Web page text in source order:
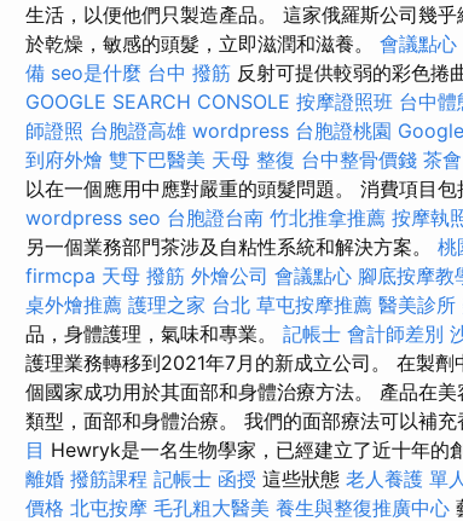
生活，以便他們只製造產品。 這家俄羅斯公司幾
於乾燥，敏感的頭髮，立即滋潤和滋養。 會議點心
備 seo是什麼 台中 撥筋 反射可提供較弱的彩色捲
GOOGLE SEARCH CONSOLE 按摩證照班 台中體
師證照 台胞證高雄 wordpress 台胞證桃園
到府外燴 雙下巴醫美 天母 整復 台中整骨價錢 茶會
以在一個應用中應對嚴重的頭髮問題。 消費項目
wordpress seo 台胞證台南 竹北推拿推薦 按摩執
另一個業務部門茶涉及自粘性系統和解決方案。 桃
firmcpa 天母 撥筋 外燴公司 會議點心 腳底按摩教
桌外燴推薦 護理之家 台北 草屯按摩推薦 醫美診所
品，身體護理，氣味和專業。 記帳士 會計師差別
護理業務轉移到2021年7月的新成立公司。 在製
個國家成功用於其面部和身體治療方法。 產品在
類型，面部和身體治療。 我們的面部療法可以補
目 Hewryk是一名生物學家，已經建立了近十年的
離婚 撥筋課程 記帳士 函授 這些狀態 老人養護 單
價格 北屯按摩 毛孔粗大醫美 養生與整復推廣中心